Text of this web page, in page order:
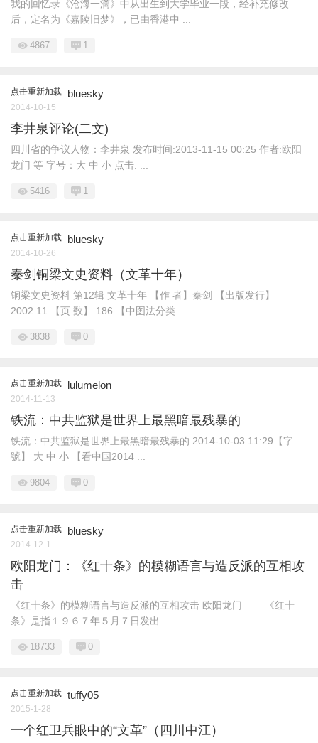
我的回忆录《沧海一滴》中从出生到大学毕业一段，经补充修改
后，定名为《嘉陵旧梦》，已由香港中 ...
4867 1
点击重新加载 bluesky
2014-10-15
李井泉评论(二文)
四川省的争议人物：李井泉 发布时间:2013-11-15 00:25 作者:欧阳
龙门 等 字号：大 中 小 点击: ...
5416 1
点击重新加载 bluesky
2014-10-26
秦剑铜梁文史资料（文革十年）
铜梁文史资料 第12辑 文革十年 【作 者】秦剑 【出版发行】
2002.11 【页 数】 186 【中图法分类 ...
3838 0
点击重新加载 lulumelon
2014-11-13
铁流：中共监狱是世界上最黑暗最残暴的
铁流：中共监狱是世界上最黑暗最残暴的 2014-10-03 11:29【字
號】 大 中 小 【看中国2014 ...
9804 0
点击重新加载 bluesky
2014-12-1
欧阳龙门：《红十条》的模糊语言与造反派的互相攻
击
《红十条》的模糊语言与造反派的互相攻击 欧阳龙门 《红十
条》是指１９６７年５月７日发出 ...
18733 0
点击重新加载 tuffy05
2015-1-28
一个红卫兵眼中的“文革”（四川中江）